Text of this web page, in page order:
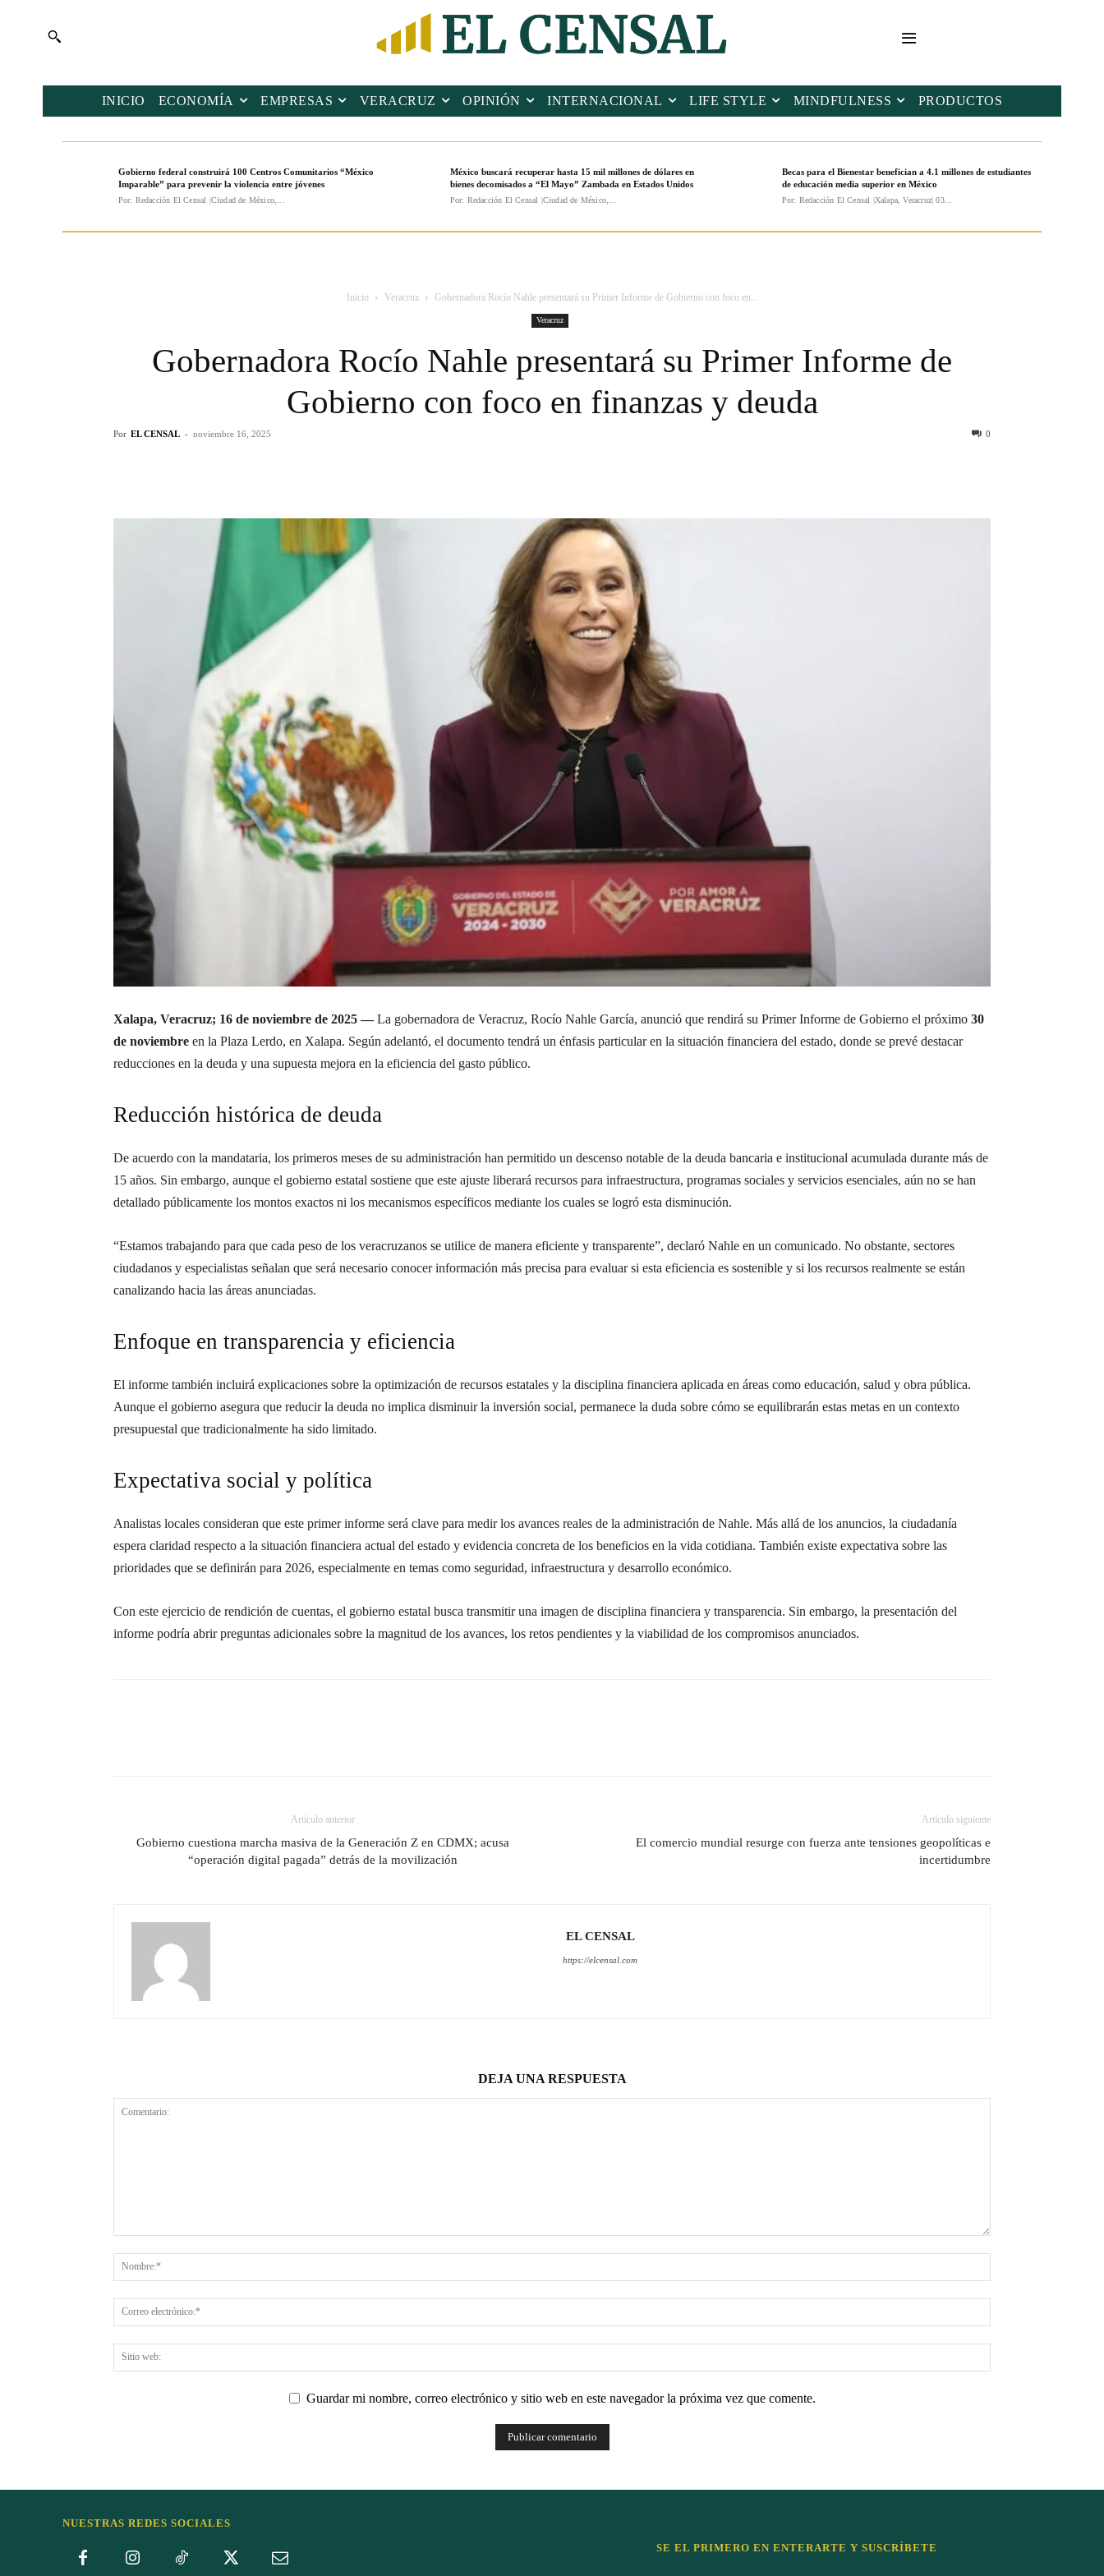
INICIO ECONOMÍA EMPRESAS VERACRUZ OPINIÓN INTERNACIONAL LIFE STYLE MINDFULNESS PRODUCTOS
Gobierno federal construirá 100 Centros Comunitarios “México
Imparable” para prevenir la violencia entre jóvenes
Por: Redacción El Censal |Ciudad de México,...
México buscará recuperar hasta 15 mil millones de dólares en
bienes decomisados a “El Mayo” Zambada en Estados Unidos
Por: Redacción El Censal |Ciudad de México,...
Becas para el Bienestar benefician a 4.1 millones de estudiantes
de educación media superior en México
Por: Redacción El Censal |Xalapa, Veracruz| 03...
Inicio Veracruz Gobernadora Rocío Nahle presentará su Primer Informe de Gobierno con foco en...
Veracruz
Gobernadora Rocío Nahle presentará su Primer Informe de
Gobierno con foco en finanzas y deuda
Por EL CENSAL - noviembre 16, 2025 0
Xalapa, Veracruz; 16 de noviembre de 2025 —La gobernadora de Veracruz, Rocío Nahle García, anunció que rendirá su Primer Informe de Gobierno el próximo 30
de noviembre en la Plaza Lerdo, en Xalapa. Según adelantó, el documento tendrá un énfasis particular en la situación financiera del estado, donde se prevé destacar
reducciones en la deuda y una supuesta mejora en la eficiencia del gasto público.
Reducción histórica de deuda
De acuerdo con la mandataria, los primeros meses de su administración han permitido un descenso notable de la deuda bancaria e institucional acumulada durante más de
15 años. Sin embargo, aunque el gobierno estatal sostiene que este ajuste liberará recursos para infraestructura, programas sociales y servicios esenciales, aún no se han
detallado públicamente los montos exactos ni los mecanismos específicos mediante los cuales se logró esta disminución.
“Estamos trabajando para que cada peso de los veracruzanos se utilice de manera eficiente y transparente”, declaró Nahle en un comunicado. No obstante, sectores
ciudadanos y especialistas señalan que será necesario conocer información más precisa para evaluar si esta eficiencia es sostenible y si los recursos realmente se están
canalizando hacia las áreas anunciadas.
Enfoque en transparencia y eficiencia
El informe también incluirá explicaciones sobre la optimización de recursos estatales y la disciplina financiera aplicada en áreas como educación, salud y obra pública.
Aunque el gobierno asegura que reducir la deuda no implica disminuir la inversión social, permanece la duda sobre cómo se equilibrarán estas metas en un contexto
presupuestal que tradicionalmente ha sido limitado.
Expectativa social y política
Analistas locales consideran que este primer informe será clave para medir los avances reales de la administración de Nahle. Más allá de los anuncios, la ciudadanía
espera claridad respecto a la situación financiera actual del estado y evidencia concreta de los beneficios en la vida cotidiana. También existe expectativa sobre las
prioridades que se definirán para 2026, especialmente en temas como seguridad, infraestructura y desarrollo económico.
Con este ejercicio de rendición de cuentas, el gobierno estatal busca transmitir una imagen de disciplina financiera y transparencia. Sin embargo, la presentación del
informe podría abrir preguntas adicionales sobre la magnitud de los avances, los retos pendientes y la viabilidad de los compromisos anunciados.
Artículo anterior
Gobierno cuestiona marcha masiva de la Generación Z en CDMX; acusa
“operación digital pagada” detrás de la movilización
Artículo siguiente
El comercio mundial resurge con fuerza ante tensiones geopolíticas e
incertidumbre
EL CENSAL
https://elcensal.com
DEJA UNA RESPUESTA
Guardar mi nombre, correo electrónico y sitio web en este navegador la próxima vez que comente.
NUESTRAS REDES SOCIALES
SE EL PRIMERO EN ENTERARTE Y SUSCRÍBETE